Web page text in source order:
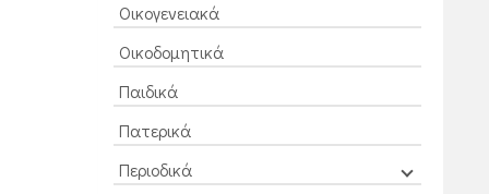
Οικογενειακά
Οικοδομητικά
Παιδικά
Πατερικά
Περιοδικά